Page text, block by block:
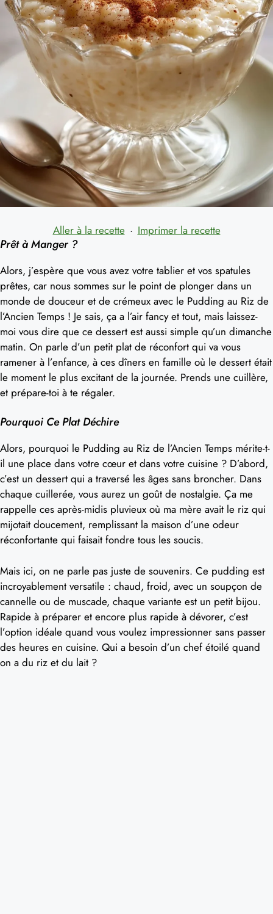
Aller à la recette · Imprimer la recette
Prêt à Manger ?
Alors, j’espère que vous avez votre tablier et vos spatules
prêtes, car nous sommes sur le point de plonger dans un
monde de douceur et de crémeux avec le Pudding au Riz de
l’Ancien Temps ! Je sais, ça a l’air fancy et tout, mais laissez-
moi vous dire que ce dessert est aussi simple qu’un dimanche
matin. On parle d’un petit plat de réconfort qui va vous
ramener à l’enfance, à ces dîners en famille où le dessert était
le moment le plus excitant de la journée. Prends une cuillère,
et prépare-toi à te régaler.
Pourquoi Ce Plat Déchire
Alors, pourquoi le Pudding au Riz de l’Ancien Temps mérite-t-
il une place dans votre cœur et dans votre cuisine ? D’abord,
c’est un dessert qui a traversé les âges sans broncher. Dans
chaque cuillerée, vous aurez un goût de nostalgie. Ça me
rappelle ces après-midis pluvieux où ma mère avait le riz qui
mijotait doucement, remplissant la maison d’une odeur
réconfortante qui faisait fondre tous les soucis.
Mais ici, on ne parle pas juste de souvenirs. Ce pudding est
incroyablement versatile : chaud, froid, avec un soupçon de
cannelle ou de muscade, chaque variante est un petit bijou.
Rapide à préparer et encore plus rapide à dévorer, c’est
l’option idéale quand vous voulez impressionner sans passer
des heures en cuisine. Qui a besoin d’un chef étoilé quand
on a du riz et du lait ?